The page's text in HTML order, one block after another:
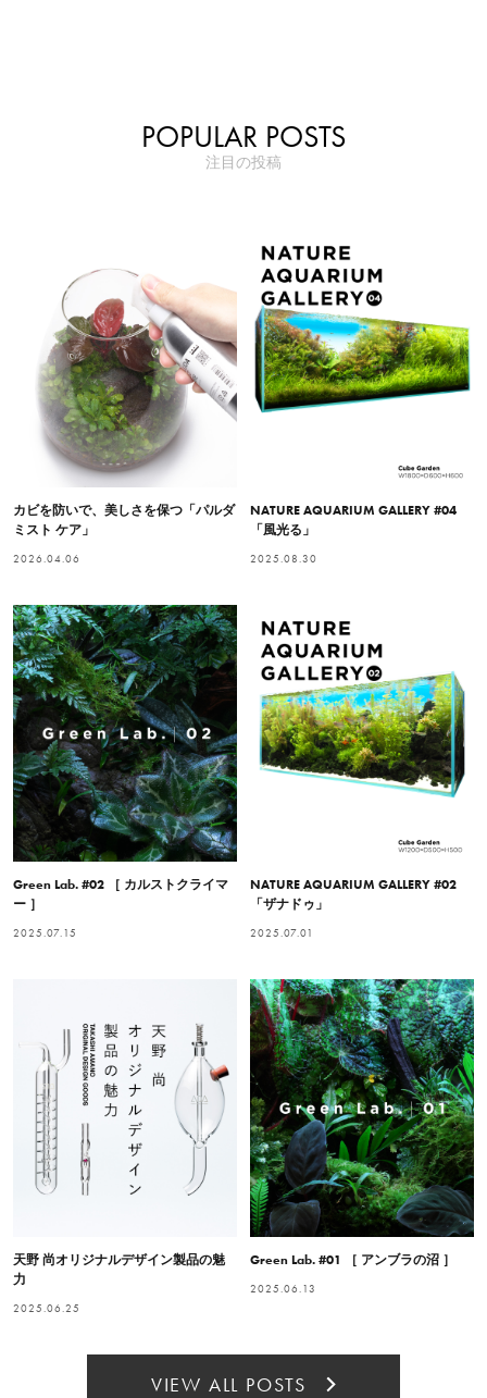
POPULAR POSTS
注目の投稿
カビを防いで、美しさを保つ「パルダ
ミスト ケア」
2026.04.06
NATURE AQUARIUM GALLERY #04
「風光る」
2025.08.30
Green Lab. #02 ［ カルストクライマ
ー ］
2025.07.15
NATURE AQUARIUM GALLERY #02
「ザナドゥ」
2025.07.01
天野 尚オリジナルデザイン製品の魅
力
2025.06.25
Green Lab. #01 ［ アンブラの沼 ］
2025.06.13
VIEW ALL POSTS